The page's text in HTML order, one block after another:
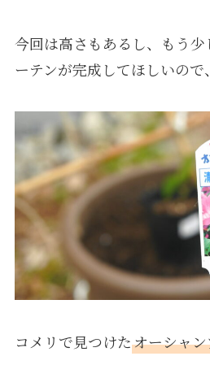
今回は高さもあるし、もう
ーテンが完成してほしいので
コメリで見つけたオーシャ